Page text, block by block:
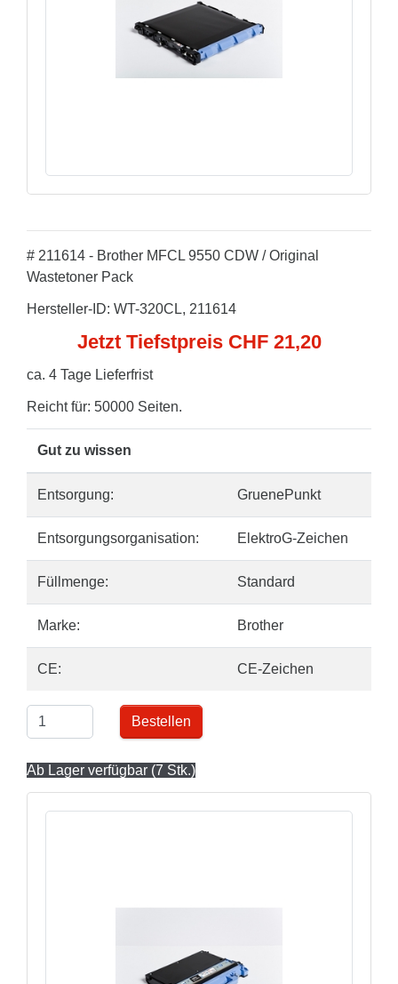
# 211614 - Brother MFCL 9550 CDW / Original
Wastetoner Pack
Hersteller-ID: WT-320CL, 211614
Jetzt Tiefstpreis CHF 21,20
ca. 4 Tage Lieferfrist
Reicht für: 50000 Seiten.
Gut zu wissen
Entsorgung: GruenePunkt
Entsorgungsorganisation: ElektroG-Zeichen
Füllmenge: Standard
Marke: Brother
CE: CE-Zeichen
Bestellen
Ab Lager verfügbar (7 Stk.)